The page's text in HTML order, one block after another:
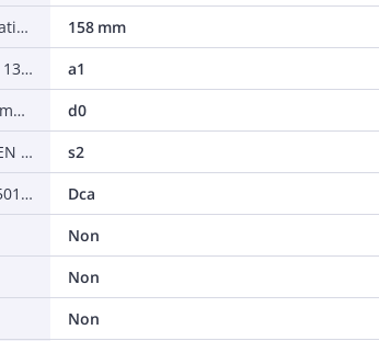
Rayon de courbure min. admis, application stationnaire/installation permanente
158 mm
Classe de production d'acide selon EN 13501-7
a1
Classe de gouttelettes/particules enflammées selon EN 13501-6
d0
Classe de production de fumée selon EN 13501-6
s2
Classe de réaction au feu selon EN 13501-6
Dca
Non
Non
Non